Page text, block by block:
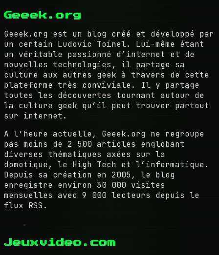
Geeek.org
Geeek.org est un blog créé et développé par
un certain Ludovic Toinel. Lui-même étant
un véritable passionné d’internet et de
nouvelles technologies, il partage sa
culture aux autres geek à travers de cette
plateforme très conviviale. Il y partage
toutes les découvertes tournant autour de
la culture geek qu’il peut trouver partout
sur internet.
A l’heure actuelle, Geeek.org ne regroupe
pas moins de 2 500 articles englobant
diverses thématiques axées sur la
domotique, le High Tech et l’informatique.
Depuis sa création en 2005, le blog
enregistre environ 30 000 visites
mensuelles avec 9 000 lecteurs depuis le
flux RSS.
Jeuxvideo.com